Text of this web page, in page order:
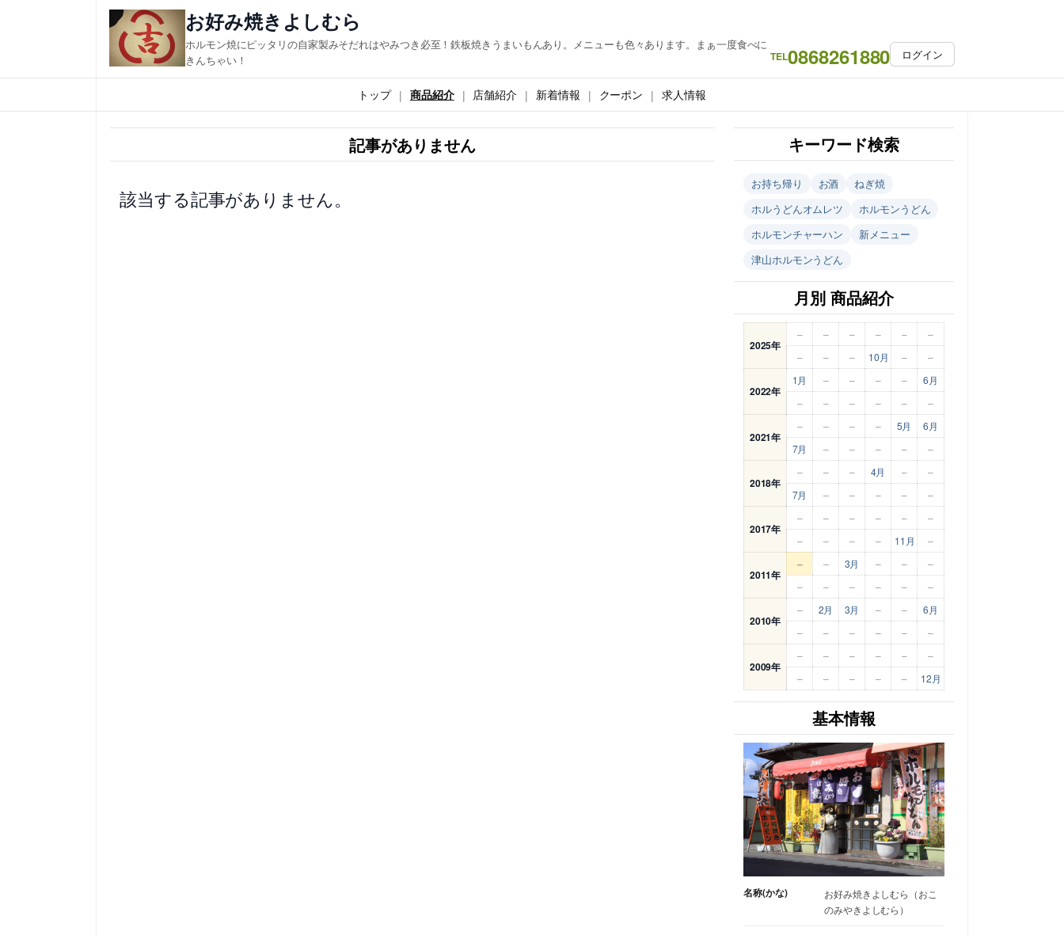
ス
キ
お好み焼きよしむら
ホルモン焼にピッタリの自家製みそだれはやみつき必至！鉄板焼きうまいもんあり。メニューも色々あります。まぁ一度食べに
きんちゃい！
TEL0868261880 ログイン
トップ 商品紹介 店舗紹介 新着情報 クーポン 求人情報
記事がありません
該当する記事がありません。
キーワード検索
お持ち帰り お酒
ねぎ焼
ホルうどんオムレツ
ホルモンうどん
ホルモンチャーハン
新メニュー
津山ホルモンうどん
月別 商品紹介
2025年
– – – – –
–
–
– – 10月 – –
2022年
1月 – – – –
6月
–
– – – – –
2021年
– – – – 5月
6月
7月
– – – – –
2018年
– – – 4月 –
–
7月
– – – – –
2017年
– – – – –
–
–
– – – 11月 –
2011年
– – 3月 – –
–
–
– – – – –
2010年
– 2月 3月 – –
6月
–
– – – – –
2009年
– – – – –
–
–
– – – – 12月
基本情報
名称(かな)
お好み焼きよしむら（おこ
のみやきよしむら）